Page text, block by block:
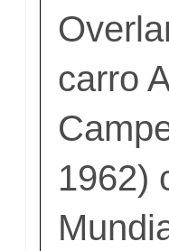
carro
1962)